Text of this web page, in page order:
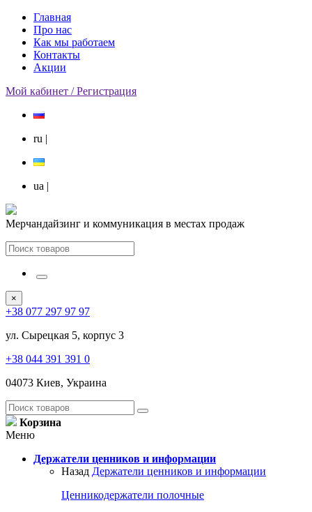
Главная
Про нас
Как мы работаем
Контакты
Акции
Мой кабинет / Регистрация
ru |
ua |
Мерчандайзинг и коммуникация в местах продаж
×
+38 077 297 97 97
ул. Сырецкая 5, корпус 3
+38 044 391 391 0
04073 Киев, Украина
Корзина
Меню
Держатели ценников и информации
Назад Держатели ценников и информации
Ценникодержатели полочные